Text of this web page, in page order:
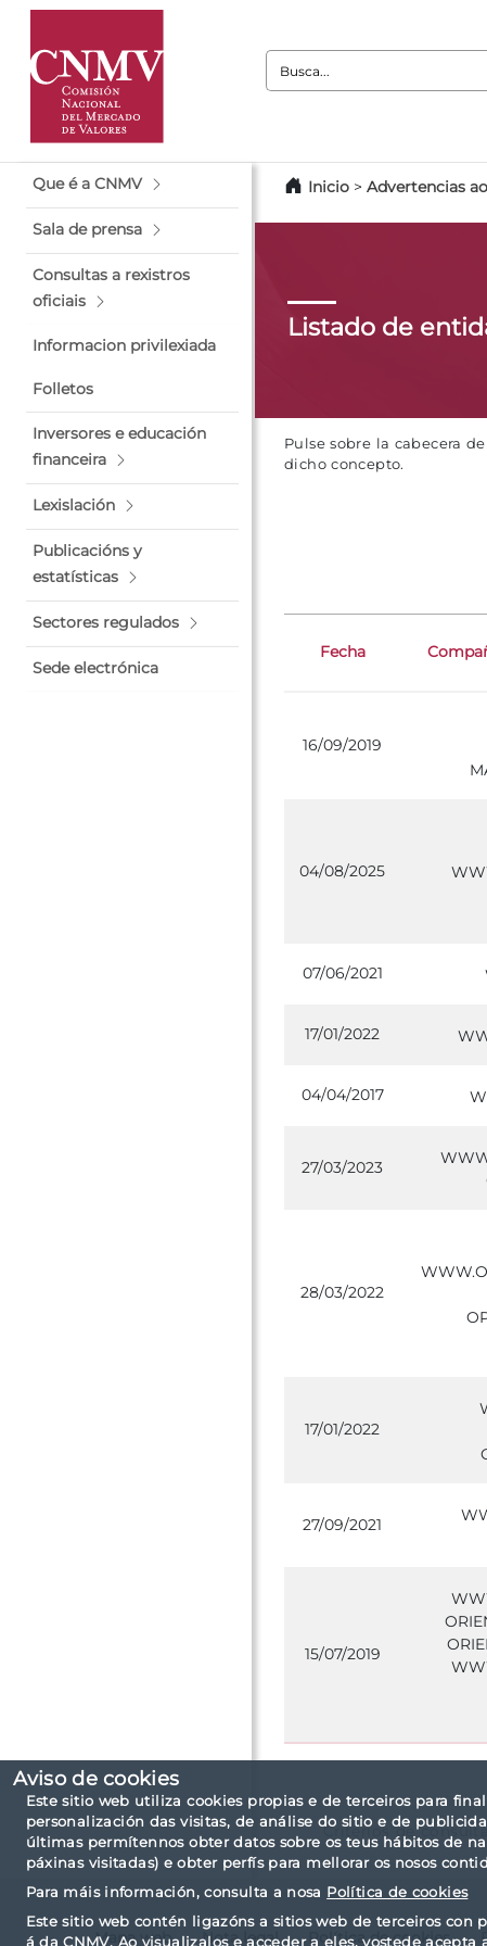
Aviso de cookies
Este sitio web utiliza cookies propias e de terceiros para
personalización das visitas, de análise do sitio e de
últimas permítennos obter datos sobre os teus hábitos de
páxinas visitadas) e obter perfís para mellorar os nosos
Para máis información, consulta a nosa Política de cookies
Este sitio web contén ligazóns a sitios web de terceiros con
á da CNMV. Ao visualizalos e acceder a eles, vostede acepta
Busca:
Que é a CNMV
Sala de prensa
Consultas a rexistros
oficiais
Informacion privilexiada
Folletos
Inversores e educación
financeira
Lexislación
Publicacións y
estatísticas
Sectores regulados
Sede electrónica
Inicio > Advertencias
Listado de
Pulse sobre la cabecera
dicho concepto.
Fecha
16/09/2019
04/08/2025
07/06/2021
17/01/2022
04/04/2017
27/03/2023
28/03/2022
17/01/2022
27/09/2021
15/07/2019
Criterios de
Mapa web Nota legal Política de cookies